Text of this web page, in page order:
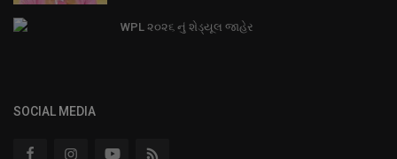
WPL ૨૦૨૬ નું શેડ્યૂલ જાહેર
SOCIAL MEDIA